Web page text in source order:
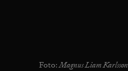
Foto:Magnus Liam Karlsson